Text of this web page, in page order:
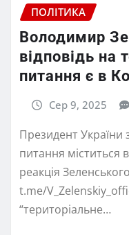
ПОЛІТИКА
Володимир
відповідь на
питання є в
Сер 9, 2025
Президент України
питання міститься
реакція
t.me/
“територіальне…